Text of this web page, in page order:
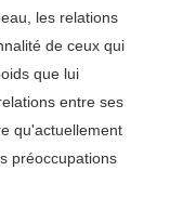
les relations
de ceux qui
que lui
entre ses
qu'actuellement
préoccupations